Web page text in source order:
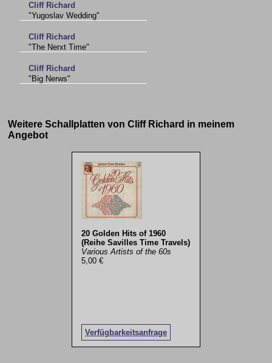
Cliff Richard
"Yugoslav Wedding"
Cliff Richard
"The Nerxt Time"
Cliff Richard
"Big Nerws"
Weitere Schallplatten von Cliff Richard in meinem
Angebot
20 Golden Hits of 1960
(Reihe Savilles Time Travels)
Various Artists of the 60s
5,00 €
Verfügbarkeitsanfrage